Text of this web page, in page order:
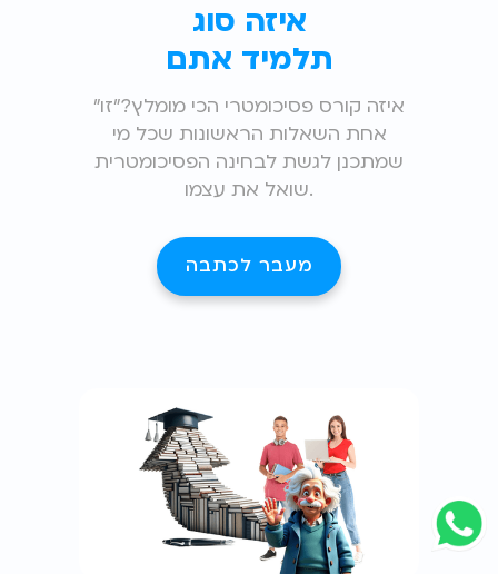
איזה סוג
תלמיד אתם
"איזה קורס פסיכומטרי הכי מומלץ?"זו
אחת השאלות הראשונות שכל מי
שמתכנן לגשת לבחינה הפסיכומטרית
שואל את עצמו.
מעבר לכתבה